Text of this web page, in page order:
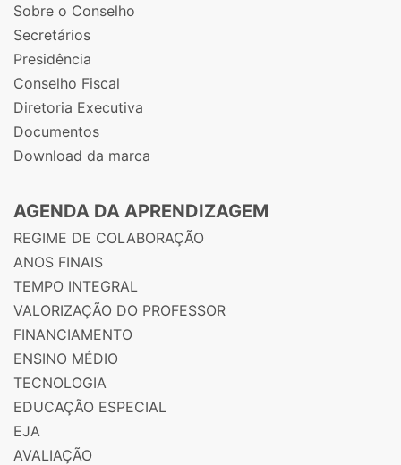
Sobre o Conselho
Secretários
Presidência
Conselho Fiscal
Diretoria Executiva
Documentos
Download da marca
AGENDA DA APRENDIZAGEM
REGIME DE COLABORAÇÃO
ANOS FINAIS
TEMPO INTEGRAL
VALORIZAÇÃO DO PROFESSOR
FINANCIAMENTO
ENSINO MÉDIO
TECNOLOGIA
EDUCAÇÃO ESPECIAL
EJA
AVALIAÇÃO